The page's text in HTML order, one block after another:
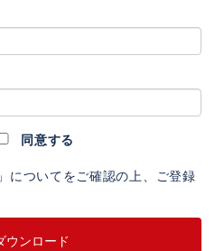
同意する
」についてをご確認の上、ご登録